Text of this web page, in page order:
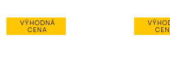
VÝHODNÁ
CENA